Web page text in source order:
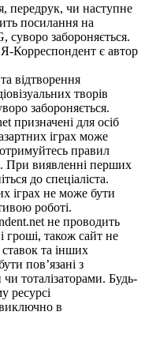
передрук, чи наступне
посилання на
суворо забороняється.
Я-Корреспондент є автор
відтворення
творів
забороняється.
призначені для осіб
іграх може
правил
При виявленні перших
до спеціаліста.
іграх не може бути
роботі.
не проводить
гроші, також сайт не
та інших
пов’язані з
тоталізаторами. Будь-
ресурсі
в